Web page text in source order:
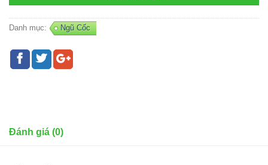
Danh mục: Ngũ Cốc
Đánh giá (0)